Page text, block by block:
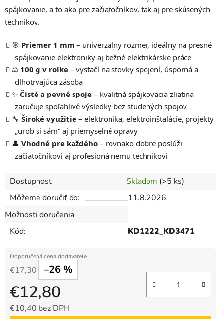
spájkovanie, a to ako pre začiatočníkov, tak aj pre skúsených
technikov.
🎯 Priemer 1 mm – univerzálny rozmer, ideálny na presné
spájkovanie elektroniky aj bežné elektrikárske práce
⚖️ 100 g v rolke – vystačí na stovky spojení, úsporná a
dlhotrvajúca zásoba
✨ Čisté a pevné spoje – kvalitná spájkovacia zliatina
zaručuje spoľahlivé výsledky bez studených spojov
🔧 Široké využitie – elektronika, elektroinštalácie, projekty
„urob si sám“ aj priemyselné opravy
👤 Vhodné pre každého – rovnako dobre poslúži
začiatočníkovi aj profesionálnemu technikovi
Dostupnosť Skladom (>5 ks)
Môžeme doručiť do:
11.8.2026
Možnosti doručenia
Kód:
KD1222_KD3471
€17,30 –26 %
€12,80
€10,40 bez DPH